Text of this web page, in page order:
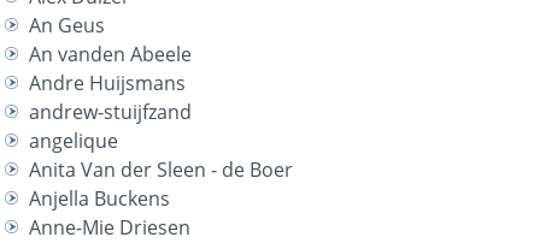
An Geus
An vanden Abeele
Andre Huijsmans
andrew-stuijfzand
angelique
Anita Van der Sleen - de Boer
Anjella Buckens
Anne-Mie Driesen